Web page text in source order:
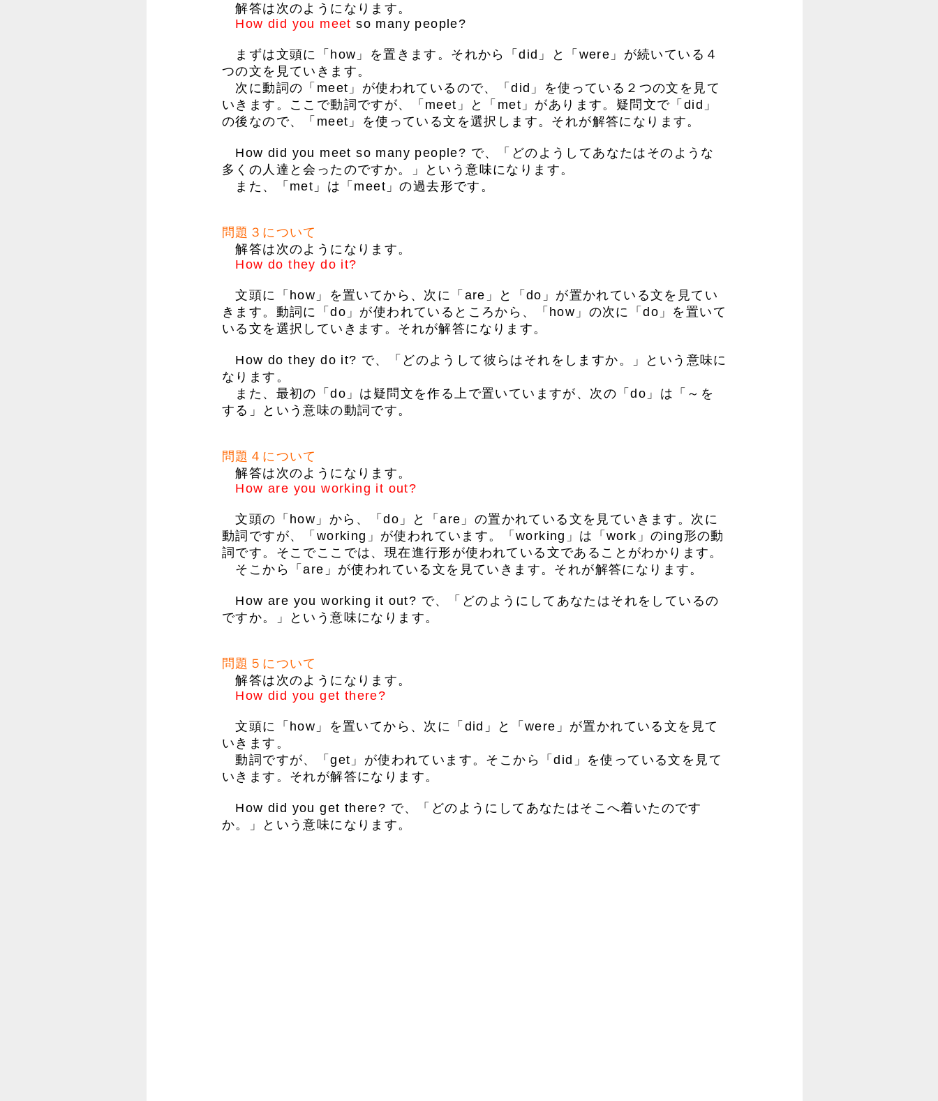
解答は次のようになります。
How did you meet so many people?
まずは文頭に「how」を置きます。それから「did」と「were」が続いている４
つの文を見ていきます。
次に動詞の「meet」が使われているので、「did」を使っている２つの文を見て
いきます。ここで動詞ですが、「meet」と「met」があります。疑問文で「did」
の後なので、「meet」を使っている文を選択します。それが解答になります。
How did you meet so many people? で、「どのようしてあなたはそのような
多くの人達と会ったのですか。」という意味になります。
また、「met」は「meet」の過去形です。
問題３について
解答は次のようになります。
How do they do it?
文頭に「how」を置いてから、次に「are」と「do」が置かれている文を見てい
きます。動詞に「do」が使われているところから、「how」の次に「do」を置いて
いる文を選択していきます。それが解答になります。
How do they do it? で、「どのようして彼らはそれをしますか。」という意味に
なります。
また、最初の「do」は疑問文を作る上で置いていますが、次の「do」は「～を
する」という意味の動詞です。
問題４について
解答は次のようになります。
How are you working it out?
文頭の「how」から、「do」と「are」の置かれている文を見ていきます。次に
動詞ですが、「working」が使われています。「working」は「work」のing形の動
詞です。そこでここでは、現在進行形が使われている文であることがわかります。
そこから「are」が使われている文を見ていきます。それが解答になります。
How are you working it out? で、「どのようにしてあなたはそれをしているの
ですか。」という意味になります。
問題５について
解答は次のようになります。
How did you get there?
文頭に「how」を置いてから、次に「did」と「were」が置かれている文を見て
いきます。
動詞ですが、「get」が使われています。そこから「did」を使っている文を見て
いきます。それが解答になります。
How did you get there? で、「どのようにしてあなたはそこへ着いたのです
か。」という意味になります。